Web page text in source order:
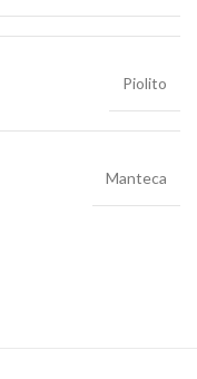
Piolito
Manteca